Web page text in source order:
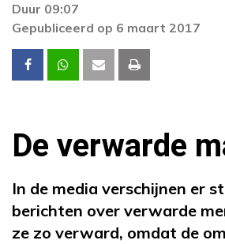
De gewenste stream is op
voordoen, neem dan
klantenservice.
Duur 09:07
Gepubliceerd op 6 maart 2017
De verwarde
In de media verschijnen er
berichten over verwarde
ze zo verward, omdat de